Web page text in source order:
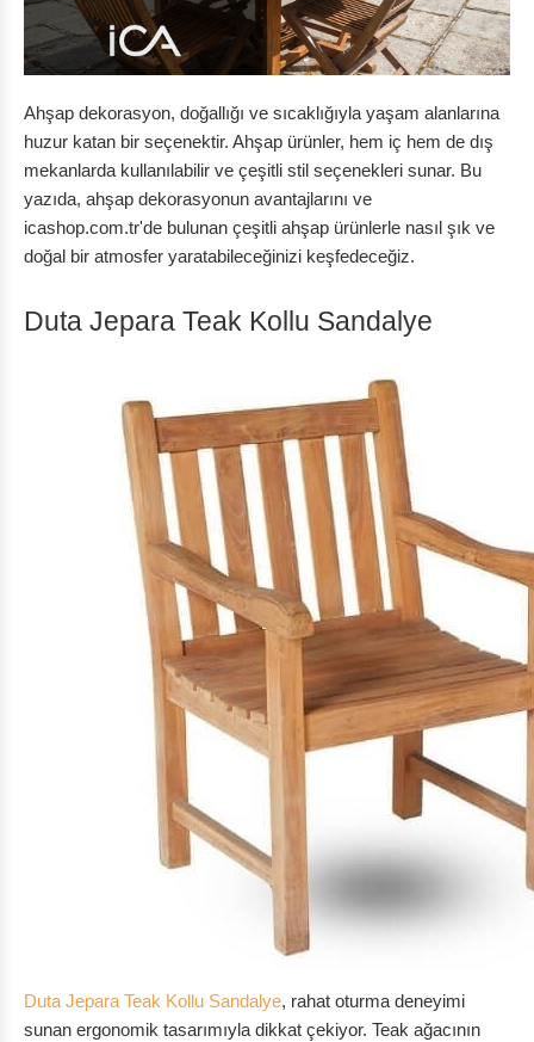
Ahşap dekorasyon, doğallığı ve sıcaklığıyla yaşam alanlarına
huzur katan bir seçenektir. Ahşap ürünler, hem iç hem de dış
mekanlarda kullanılabilir ve çeşitli stil seçenekleri sunar. Bu
yazıda, ahşap dekorasyonun avantajlarını ve
icashop.com.tr'de bulunan çeşitli ahşap ürünlerle nasıl şık ve
doğal bir atmosfer yaratabileceğinizi keşfedeceğiz.
Duta Jepara Teak Kollu Sandalye
Duta Jepara Teak Kollu Sandalye, rahat oturma deneyimi
sunan ergonomik tasarımıyla dikkat çekiyor. Teak ağacının